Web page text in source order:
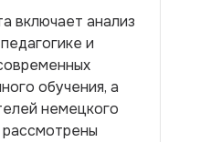
включает анализ
и
обучения, а
немецкого
рассмотрены